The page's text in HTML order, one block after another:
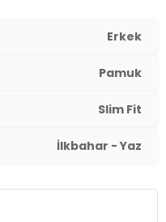
Erkek
Pamuk
Slim Fit
İlkbahar - Yaz